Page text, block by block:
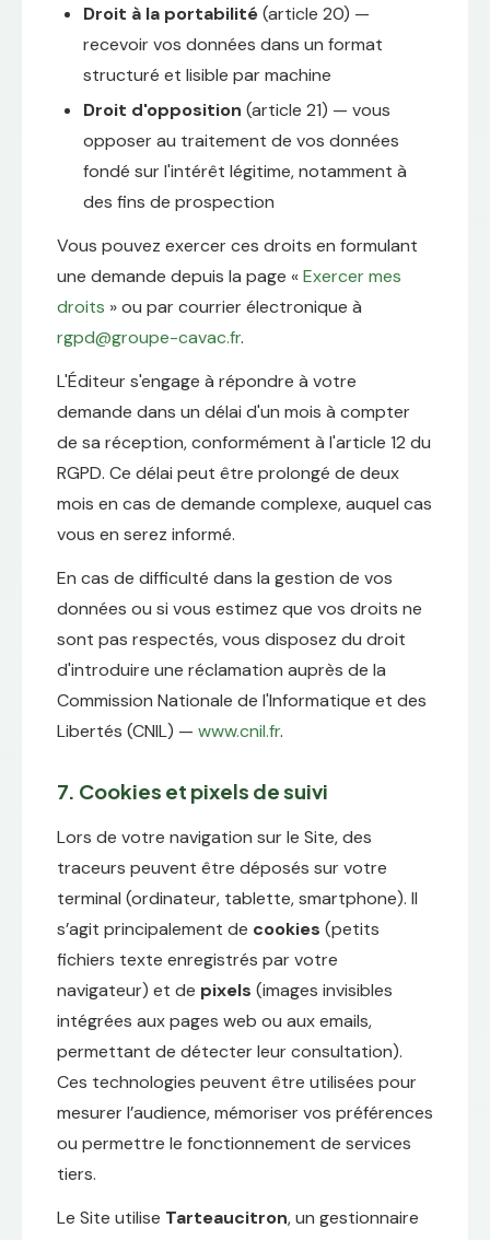
Droit à la portabilité(article 20) —
recevoir vos données dans un format
structuré et lisible par machine
Droit d'opposition (article 21) — vous
opposer au traitement de vos données
fondé sur l'intérêt légitime, notamment à
des fins de prospection
Vous pouvez exercer ces droits en formulant
une demande depuis la page «Exercer mes
droits » ou par courrier électronique à
rgpd@groupe-cavac.fr.
L'Éditeur s'engage à répondre à votre
demande dans un délai d'un mois à compter
de sa réception, conformément à l'article 12 du
RGPD. Ce délai peut être prolongé de deux
mois en cas de demande complexe, auquel cas
vous en serez informé.
En cas de difficulté dans la gestion de vos
données ou si vous estimez que vos droits ne
sont pas respectés, vous disposez du droit
d'introduire une réclamation auprès de la
Commission Nationale de l'Informatique et des
Libertés (CNIL) — www.cnil.fr.
7. Cookies et pixels de suivi
Lors de votre navigation sur le Site, des
traceurs peuvent être déposés sur votre
terminal (ordinateur, tablette, smartphone). Il
s’agit principalement de cookies (petits
fichiers texte enregistrés par votre
navigateur) et de pixels (images invisibles
intégrées aux pages web ou aux emails,
permettant de détecter leur consultation).
Ces technologies peuvent être utilisées pour
mesurer l’audience, mémoriser vos préférences
ou permettre le fonctionnement de services
tiers.
Le Site utilise Tarteaucitron, un gestionnaire